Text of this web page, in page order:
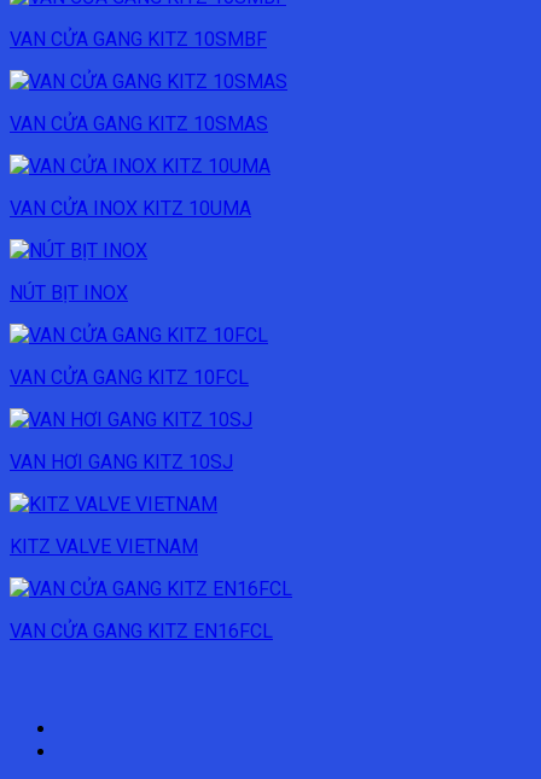
VAN CỬA GANG KITZ 10SMBF
VAN CỬA GANG KITZ 10SMAS
VAN CỬA INOX KITZ 10UMA
NÚT BỊT INOX
VAN CỬA GANG KITZ 10FCL
VAN HƠI GANG KITZ 10SJ
KITZ VALVE VIETNAM
VAN CỬA GANG KITZ EN16FCL